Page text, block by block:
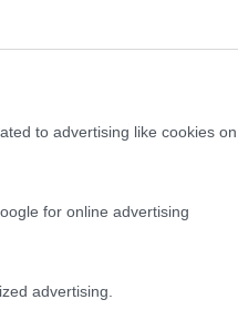
to advertising like cookies on
for online advertising
advertising.
7,8